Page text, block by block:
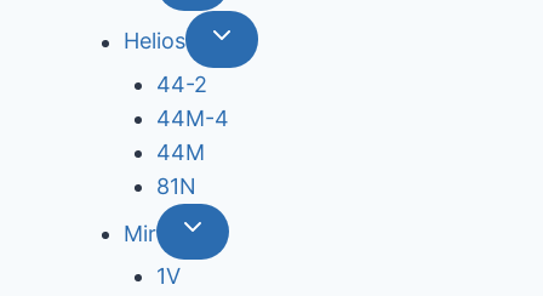
Helios
44-2
44М-4
44М
81N
Mir
1V